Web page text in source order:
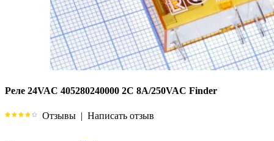
Реле 24VAC 405280240000 2C 8A/250VAC Finder
Отзывы | Написать отзыв